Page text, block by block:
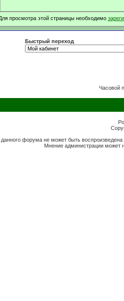
просмотра этой страницы необходимо
Быстрый переход
Часовой
данного форума не может быть
Мнение администрации может